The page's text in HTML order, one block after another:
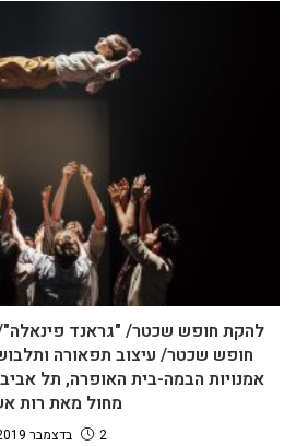
להקת חופש שכטר/ "גראנד פינאלה"/
חופש שכטר/ עיצוב תפאורה
מחול מאת רות
2 בדצמבר 2019